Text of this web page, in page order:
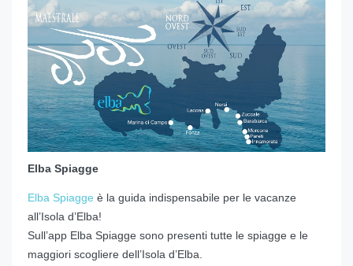
Elba Spiagge
Elba Spiagge è la guida indispensabile per le vacanze
all’Isola d’Elba!
Sull’app Elba Spiagge sono presenti tutte le spiagge e le
maggiori scogliere dell’Isola d’Elba.